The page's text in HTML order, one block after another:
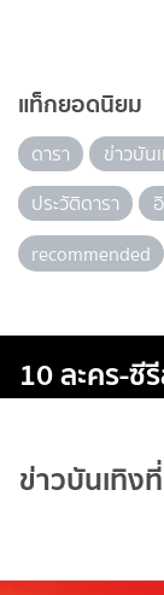
แท็กยอดนิยม
ดารา ข่าวบัน
ประวัติดารา
recommended
10 ละคร-
ข่าวบันเทิง